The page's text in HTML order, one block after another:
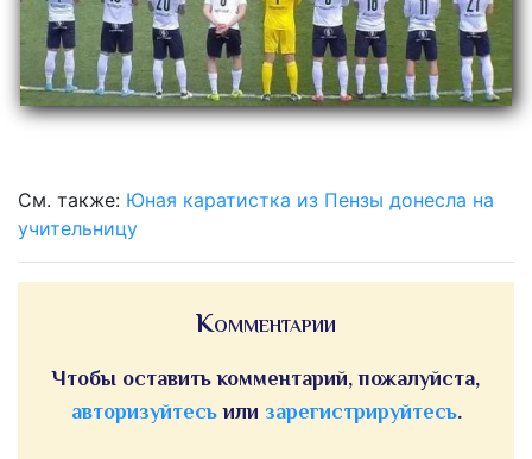
См. также: Юная каратистка из Пензы донесла на
учительницу
Комментарии
Чтобы оставить комментарий, пожалуйста,
авторизуйтесьили зарегистрируйтесь.